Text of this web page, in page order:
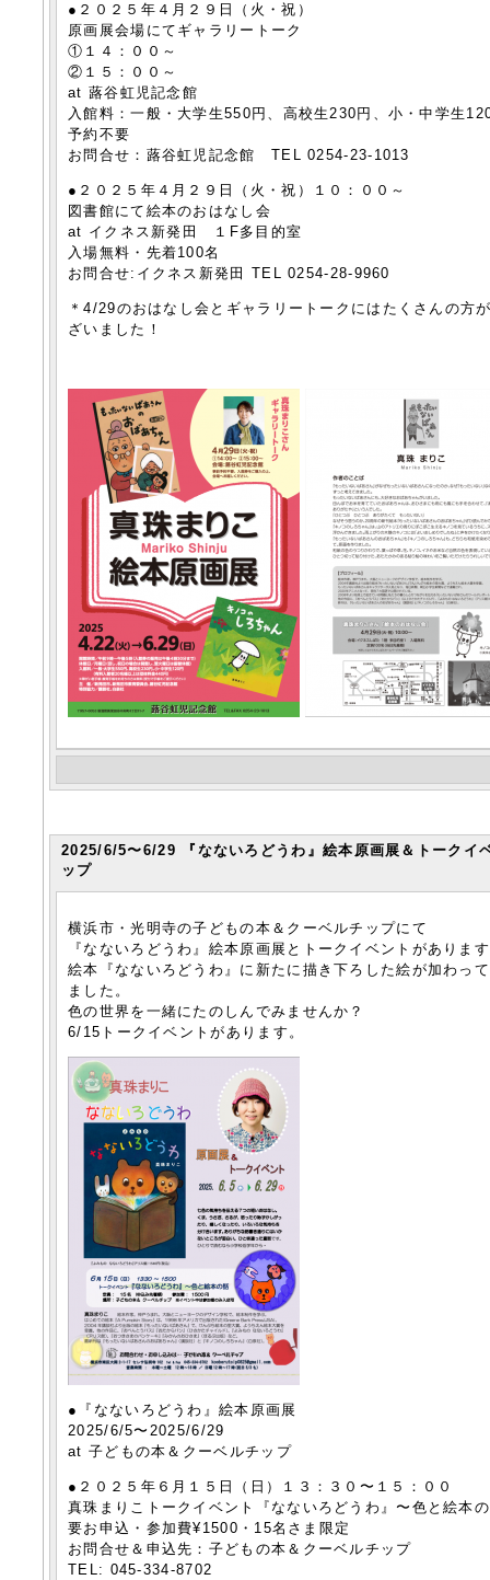
●２０２５年４月２９日（火・祝）
原画展会場にてギャラリートーク
①１４：００～
②１５：００～
at 蕗谷虹児記念館
入館料：一般・大学生550円、高校生230円、小・中学生
予約不要
お問合せ：蕗谷虹児記念館 TEL 0254-23-1013
●２０２５年４月２９日（火・祝）１０：００～
図書館にて絵本のおはなし会
at イクネス新発田 １F多目的室
入場無料・先着100名
お問合せ:イクネス新発田 TEL 0254-28-9960
＊4/29のおはなし会とギャラリートークにはたくさんの方
ざいました！
2025/6/5〜6/29 『なないろどうわ』絵本原画展＆トークイ
ップ
横浜市・光明寺の子どもの本＆クーベルチップにて
『なないろどうわ』絵本原画展とトークイベントがあります
絵本『なないろどうわ』に新たに描き下ろした絵が加わっ
ました。
色の世界を一緒にたのしんでみませんか？
6/15トークイベントがあります。
●『なないろどうわ』絵本原画展
2025/6/5〜2025/6/29
at 子どもの本＆クーベルチップ
●２０２５年６月１５日（日）１３：３０〜１５：００
真珠まりこトークイベント『なないろどうわ』〜色と絵本
要お申込・参加費¥1500・15名さま限定
お問合せ＆申込先：子どもの本＆クーベルチップ
TEL: 045-334-8702